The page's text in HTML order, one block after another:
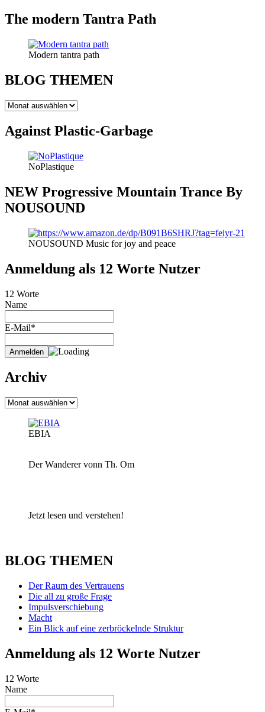
The modern Tantra Path
Modern tantra path
BLOG THEMEN
BLOG
Against Plastic-Garbage
NoPlastique
NEW Progressive Mountain Trance By
NOUSOUND
NOUSOUND Music for joy and peace
Anmeldung als 12 Worte Nutzer
12 Worte
Name
E-Mail*
Archiv
Archiv
EBIA
Der Wanderer vonn Th. Om
Jetzt lesen und verstehen!
BLOG THEMEN
Der Raum des Vertrauens
Die all zu große Frage
Impulsverschiebung
Macht
Ein Blick auf eine zerbröckelnde Struktur
Anmeldung als 12 Worte Nutzer
12 Worte
Name